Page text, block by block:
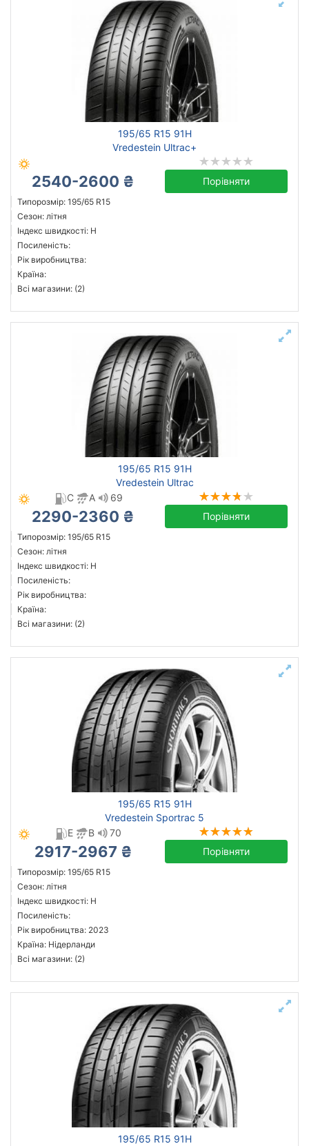
195/65 R15 91H
Vredestein Ultrac+
2540-2600 ₴ Порівняти
Типорозмір: 195/65 R15
Сезон: літня
Індекс швидкості: H
Посиленість:
Рік виробництва:
Країна:
Всі магазини: (2)
195/65 R15 91H
Vredestein Ultrac
C
A 69
2290-2360 ₴ Порівняти
Типорозмір: 195/65 R15
Сезон: літня
Індекс швидкості: H
Посиленість:
Рік виробництва:
Країна:
Всі магазини: (2)
195/65 R15 91H
Vredestein Sportrac 5
E
B 70
2917-2967 ₴ Порівняти
Типорозмір: 195/65 R15
Сезон: літня
Індекс швидкості: H
Посиленість:
Рік виробництва: 2023
Країна: Нідерланди
Всі магазини: (2)
195/65 R15 91H